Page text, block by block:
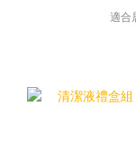
適合